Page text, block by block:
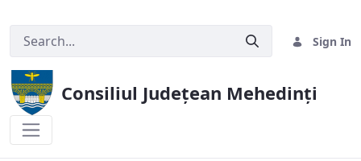
Sign In
Consiliul Județean Mehedinți